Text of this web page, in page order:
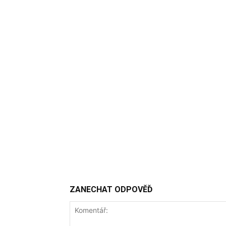
ZANECHAT ODPOVĚĎ